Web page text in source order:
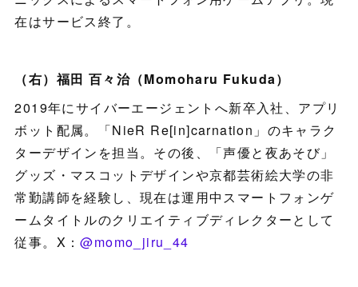
在はサービス終了。
（右）福田 百々治（Momoharu Fukuda）
2019年にサイバーエージェントへ新卒入社、アプリ
ボット配属。「NieR Re[in]carnation」のキャラク
ターデザインを担当。その後、「声優と夜あそび」
グッズ・マスコットデザインや京都芸術絵大学の非
常勤講師を経験し、現在は運用中スマートフォンゲ
ームタイトルのクリエイティブディレクターとして
従事。X：@momo_jiru_44